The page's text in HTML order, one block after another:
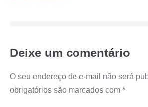
s
A
p
b
o
o
e
n
g
e
r
e
i
Deixe um comentário
O seu endereço de e-mail não será
obrigatórios são marcados com *